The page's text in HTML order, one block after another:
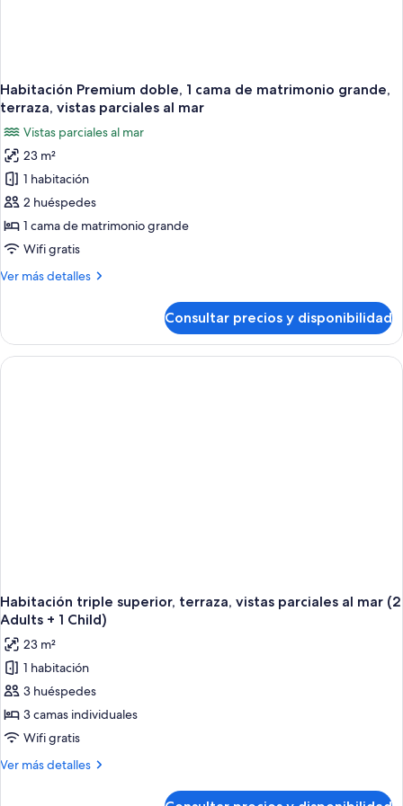
Habitación Premium doble, 1 cama de matrimonio grande,
terraza, vistas parciales al mar
Vistas parciales al mar
23 m²
1 habitación
2 huéspedes
1 cama de matrimonio grande
Wifi gratis
Ver más detalles
Más
Premium
doble,
1
Consultar precios y disponibilidad
Habitación triple superior, terraza, vistas parciales al mar (2
Adults + 1 Child)
23 m²
1 habitación
3 huéspedes
3 camas individuales
Wifi gratis
Ver más detalles
Más